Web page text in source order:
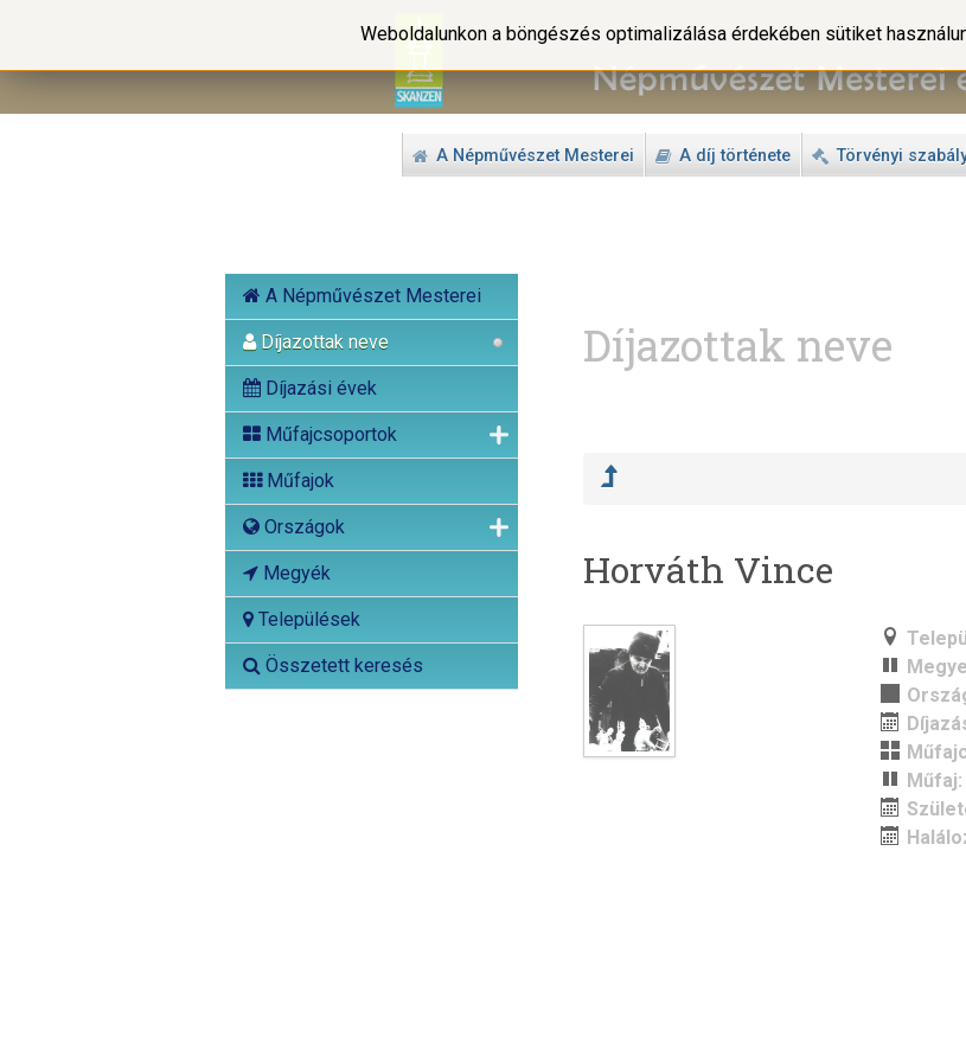
A Népművészet Mesterei A díj története Törvényi
A Népművészet Mesterei
Díjazottak neve
Díjazási évek
Műfajcsoportok
Műfajok
Országok
Megyék
Települések
Összetett keresés
Weboldalunkon a böngészés optimalizálása érdekében sütiket
Díjazottak neve
Horváth Vince